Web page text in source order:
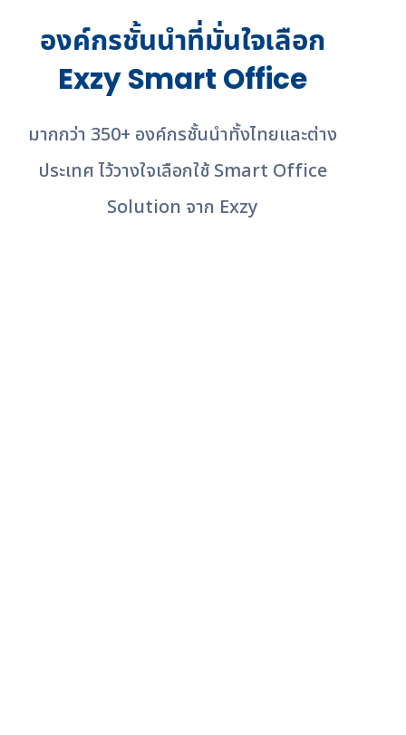
องค์กรชั้นนำที่มั่นใจเลือก
Exzy Smart Office
มากกว่า 350+ องค์กรชั้นนําทั้งไทยและต่าง
ประเทศ ไว้วางใจเลือกใช้ Smart Office
Solution จาก Exzy